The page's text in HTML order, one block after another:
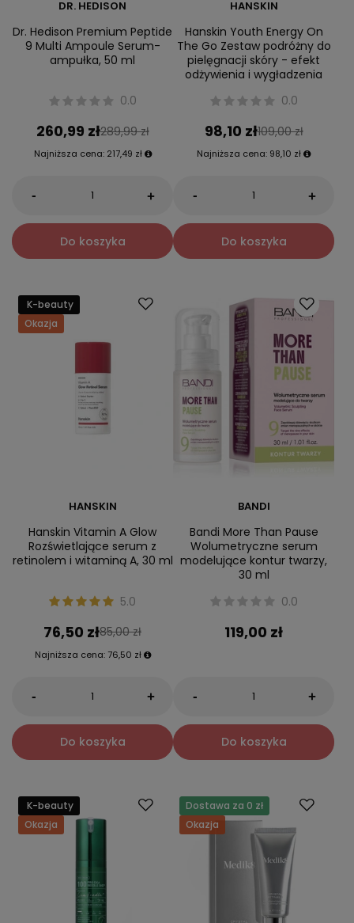
DR. HEDISON
Dr. Hedison Premium Peptide
9 Multi Ampoule Serum-
ampułka, 50 ml
0.0
260,99 zł289,99 zł
Najniższa cena: 217,49 zł
- +
Do koszyka
HANSKIN
Hanskin Youth Energy On
The Go Zestaw podróżny do
pielęgnacji skóry - efekt
odżywienia i wygładzenia
0.0
98,10 zł109,00 zł
Najniższa cena: 98,10 zł
- +
Do koszyka
K-beauty
Okazja
HANSKIN
Hanskin Vitamin A Glow
Rozświetlające serum z
retinolem i witaminą A, 30 ml
5.0
76,50 zł85,00 zł
Najniższa cena: 76,50 zł
- +
Do koszyka
BANDI
Bandi More Than Pause
Wolumetryczne serum
modelujące kontur twarzy,
30 ml
0.0
119,00 zł
- +
Do koszyka
K-beauty
Okazja
Dostawa za 0 zł
Okazja